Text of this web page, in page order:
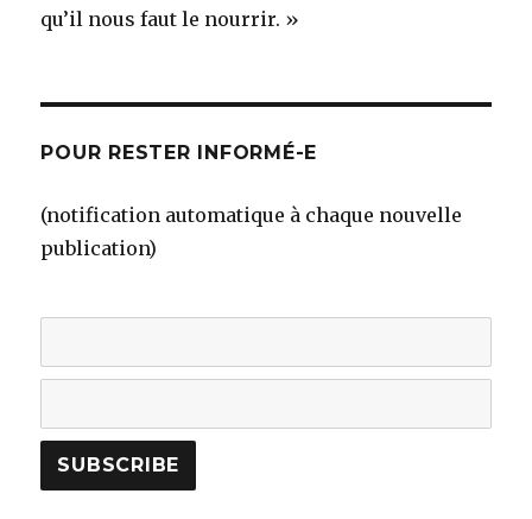
qu’il nous faut le nourrir. »
POUR RESTER INFORMÉ-E
(notification automatique à chaque nouvelle
publication)